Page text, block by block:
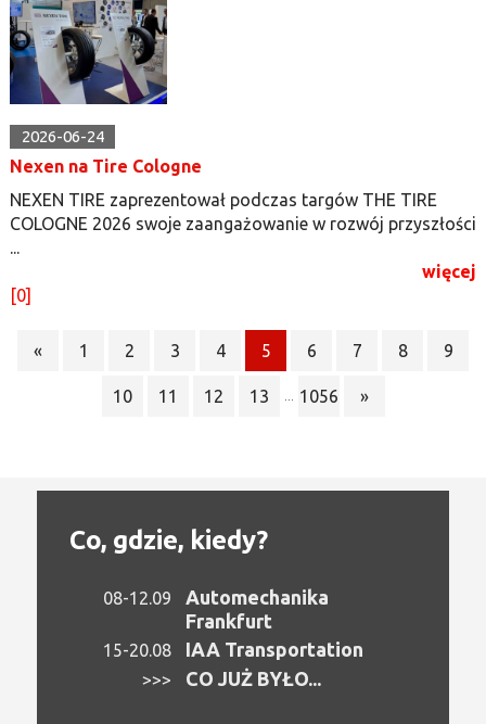
2026-06-24
Nexen na Tire Cologne
NEXEN TIRE zaprezentował podczas targów THE TIRE
COLOGNE 2026 swoje zaangażowanie w rozwój przyszłości
...
więcej
[0]
« 1 2 3 4 5 6 7 8 9
10 11 12 13 1056 »
Co, gdzie, kiedy?
08-12.09
Automechanika
Frankfurt
15-20.08 IAA Transportation
>>> CO JUŻ BYŁO...